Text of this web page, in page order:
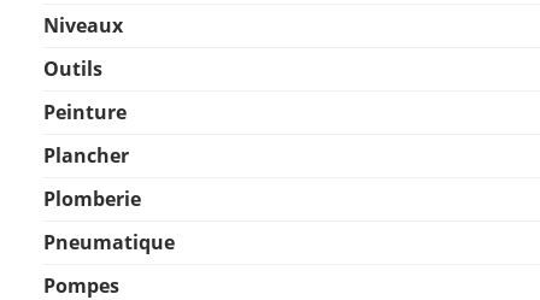
Niveaux
Outils
Peinture
Plancher
Plomberie
Pneumatique
Pompes